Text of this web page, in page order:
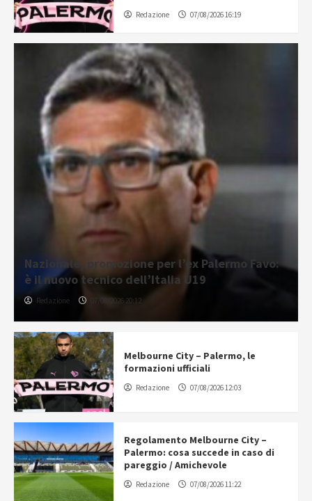
Redazione 07/08/2026 16:19
Nazionale, promozione per l’ex Palermo Favo:
è il nuovo tecnico dell’Italia U19
Redazione 07/08/2026 20:12
Melbourne City – Palermo, le
formazioni ufficiali
Redazione 07/08/2026 12:03
Regolamento Melbourne City –
Palermo: cosa succede in caso di
pareggio / Amichevole
Redazione 07/08/2026 11:22